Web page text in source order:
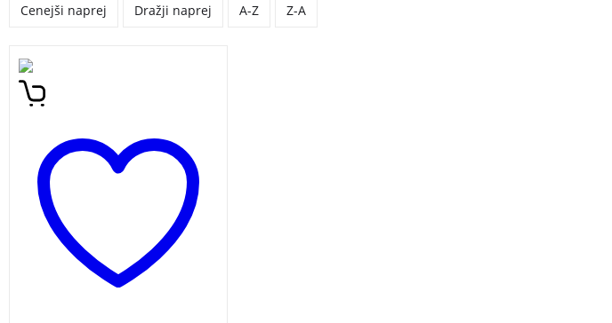
Cenejši naprej Dražji naprej A-Z Z-A
Abrakadabra, čira čara! Ta
čudovita knjiga najboljših
pomagala, da boš postal
novi Houdini!